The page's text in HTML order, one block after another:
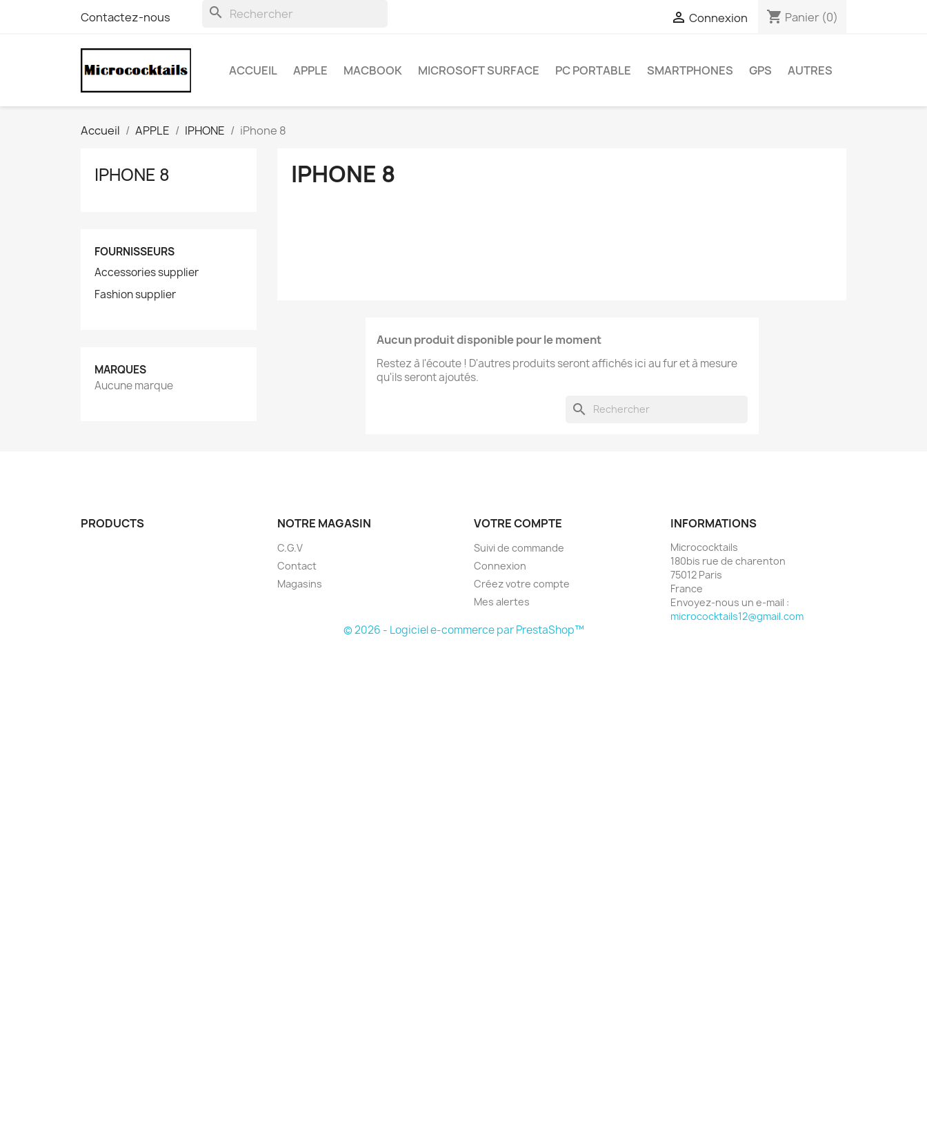
Contactez-nous search  Connexion shopping_cart Panier (0)
ACCUEIL APPLE MACBOOK MICROSOFT SURFACE PC PORTABLE SMARTPHONES GPS AUTRES
Accueil APPLE IPHONE iPhone 8
IPHONE 8
FOURNISSEURS
Accessories supplier
Fashion supplier
MARQUES
Aucune marque
IPHONE 8
Aucun produit disponible pour le moment
Restez à l'écoute ! D'autres produits seront affichés ici au fur et à mesure
qu'ils seront ajoutés.
search
PRODUCTS NOTRE MAGASIN
C.G.V
Contact
Magasins
VOTRE COMPTE
Suivi de commande
Connexion
Créez votre compte
Mes alertes
INFORMATIONS
Micrococktails
180bis rue de charenton
75012 Paris
France
Envoyez-nous un e-mail :
micrococktails12@gmail.com
© 2026 - Logiciel e-commerce par PrestaShop™